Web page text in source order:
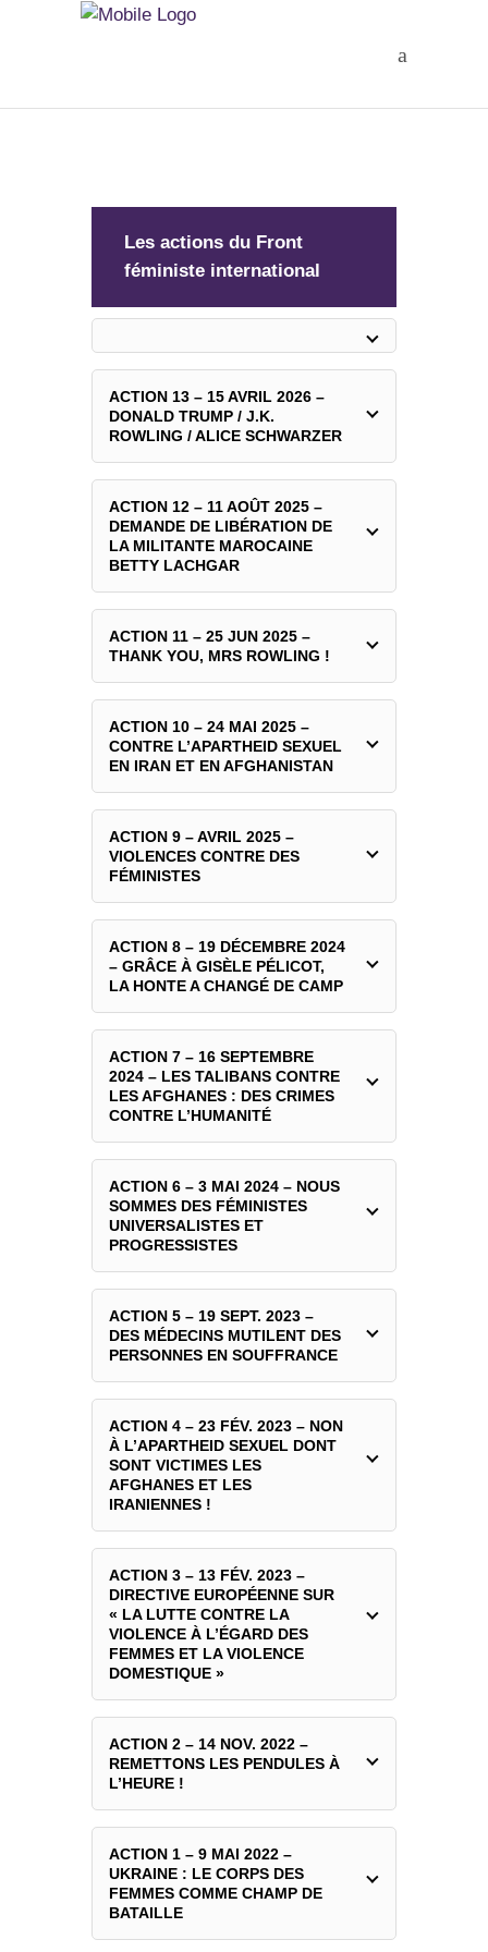
Les actions du Front
féministe international
ACTION 13 – 15 AVRIL 2026 –
DONALD TRUMP / J.K.
ROWLING / ALICE SCHWARZER
ACTION 12 – 11 AOÛT 2025 –
DEMANDE DE LIBÉRATION DE
LA MILITANTE MAROCAINE
BETTY LACHGAR
ACTION 11 – 25 JUN 2025 –
THANK YOU, MRS ROWLING !
ACTION 10 – 24 MAI 2025 –
CONTRE L’APARTHEID SEXUEL
EN IRAN ET EN AFGHANISTAN
ACTION 9 – AVRIL 2025 –
VIOLENCES CONTRE DES
FÉMINISTES
ACTION 8 – 19 DÉCEMBRE 2024
– GRÂCE À GISÈLE PÉLICOT,
LA HONTE A CHANGÉ DE CAMP
ACTION 7 – 16 SEPTEMBRE
2024 – LES TALIBANS CONTRE
LES AFGHANES : DES CRIMES
CONTRE L’HUMANITÉ
ACTION 6 – 3 MAI 2024 – NOUS
SOMMES DES FÉMINISTES
UNIVERSALISTES ET
PROGRESSISTES
ACTION 5 – 19 SEPT. 2023 –
DES MÉDECINS MUTILENT DES
PERSONNES EN SOUFFRANCE
ACTION 4 – 23 FÉV. 2023 – NON
À L’APARTHEID SEXUEL DONT
SONT VICTIMES LES
AFGHANES ET LES
IRANIENNES !
ACTION 3 – 13 FÉV. 2023 –
DIRECTIVE EUROPÉENNE SUR
« LA LUTTE CONTRE LA
VIOLENCE À L’ÉGARD DES
FEMMES ET LA VIOLENCE
DOMESTIQUE »
ACTION 2 – 14 NOV. 2022 –
REMETTONS LES PENDULES À
L’HEURE !
ACTION 1 – 9 MAI 2022 –
UKRAINE : LE CORPS DES
FEMMES COMME CHAMP DE
BATAILLE